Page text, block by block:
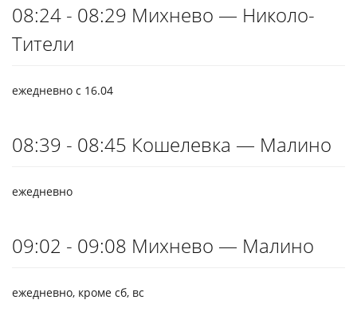
08:24 - 08:29 Михнево — Николо-
Тители
ежедневно с 16.04
08:39 - 08:45 Кошелевка — Малино
ежедневно
09:02 - 09:08 Михнево — Малино
ежедневно, кроме сб, вс